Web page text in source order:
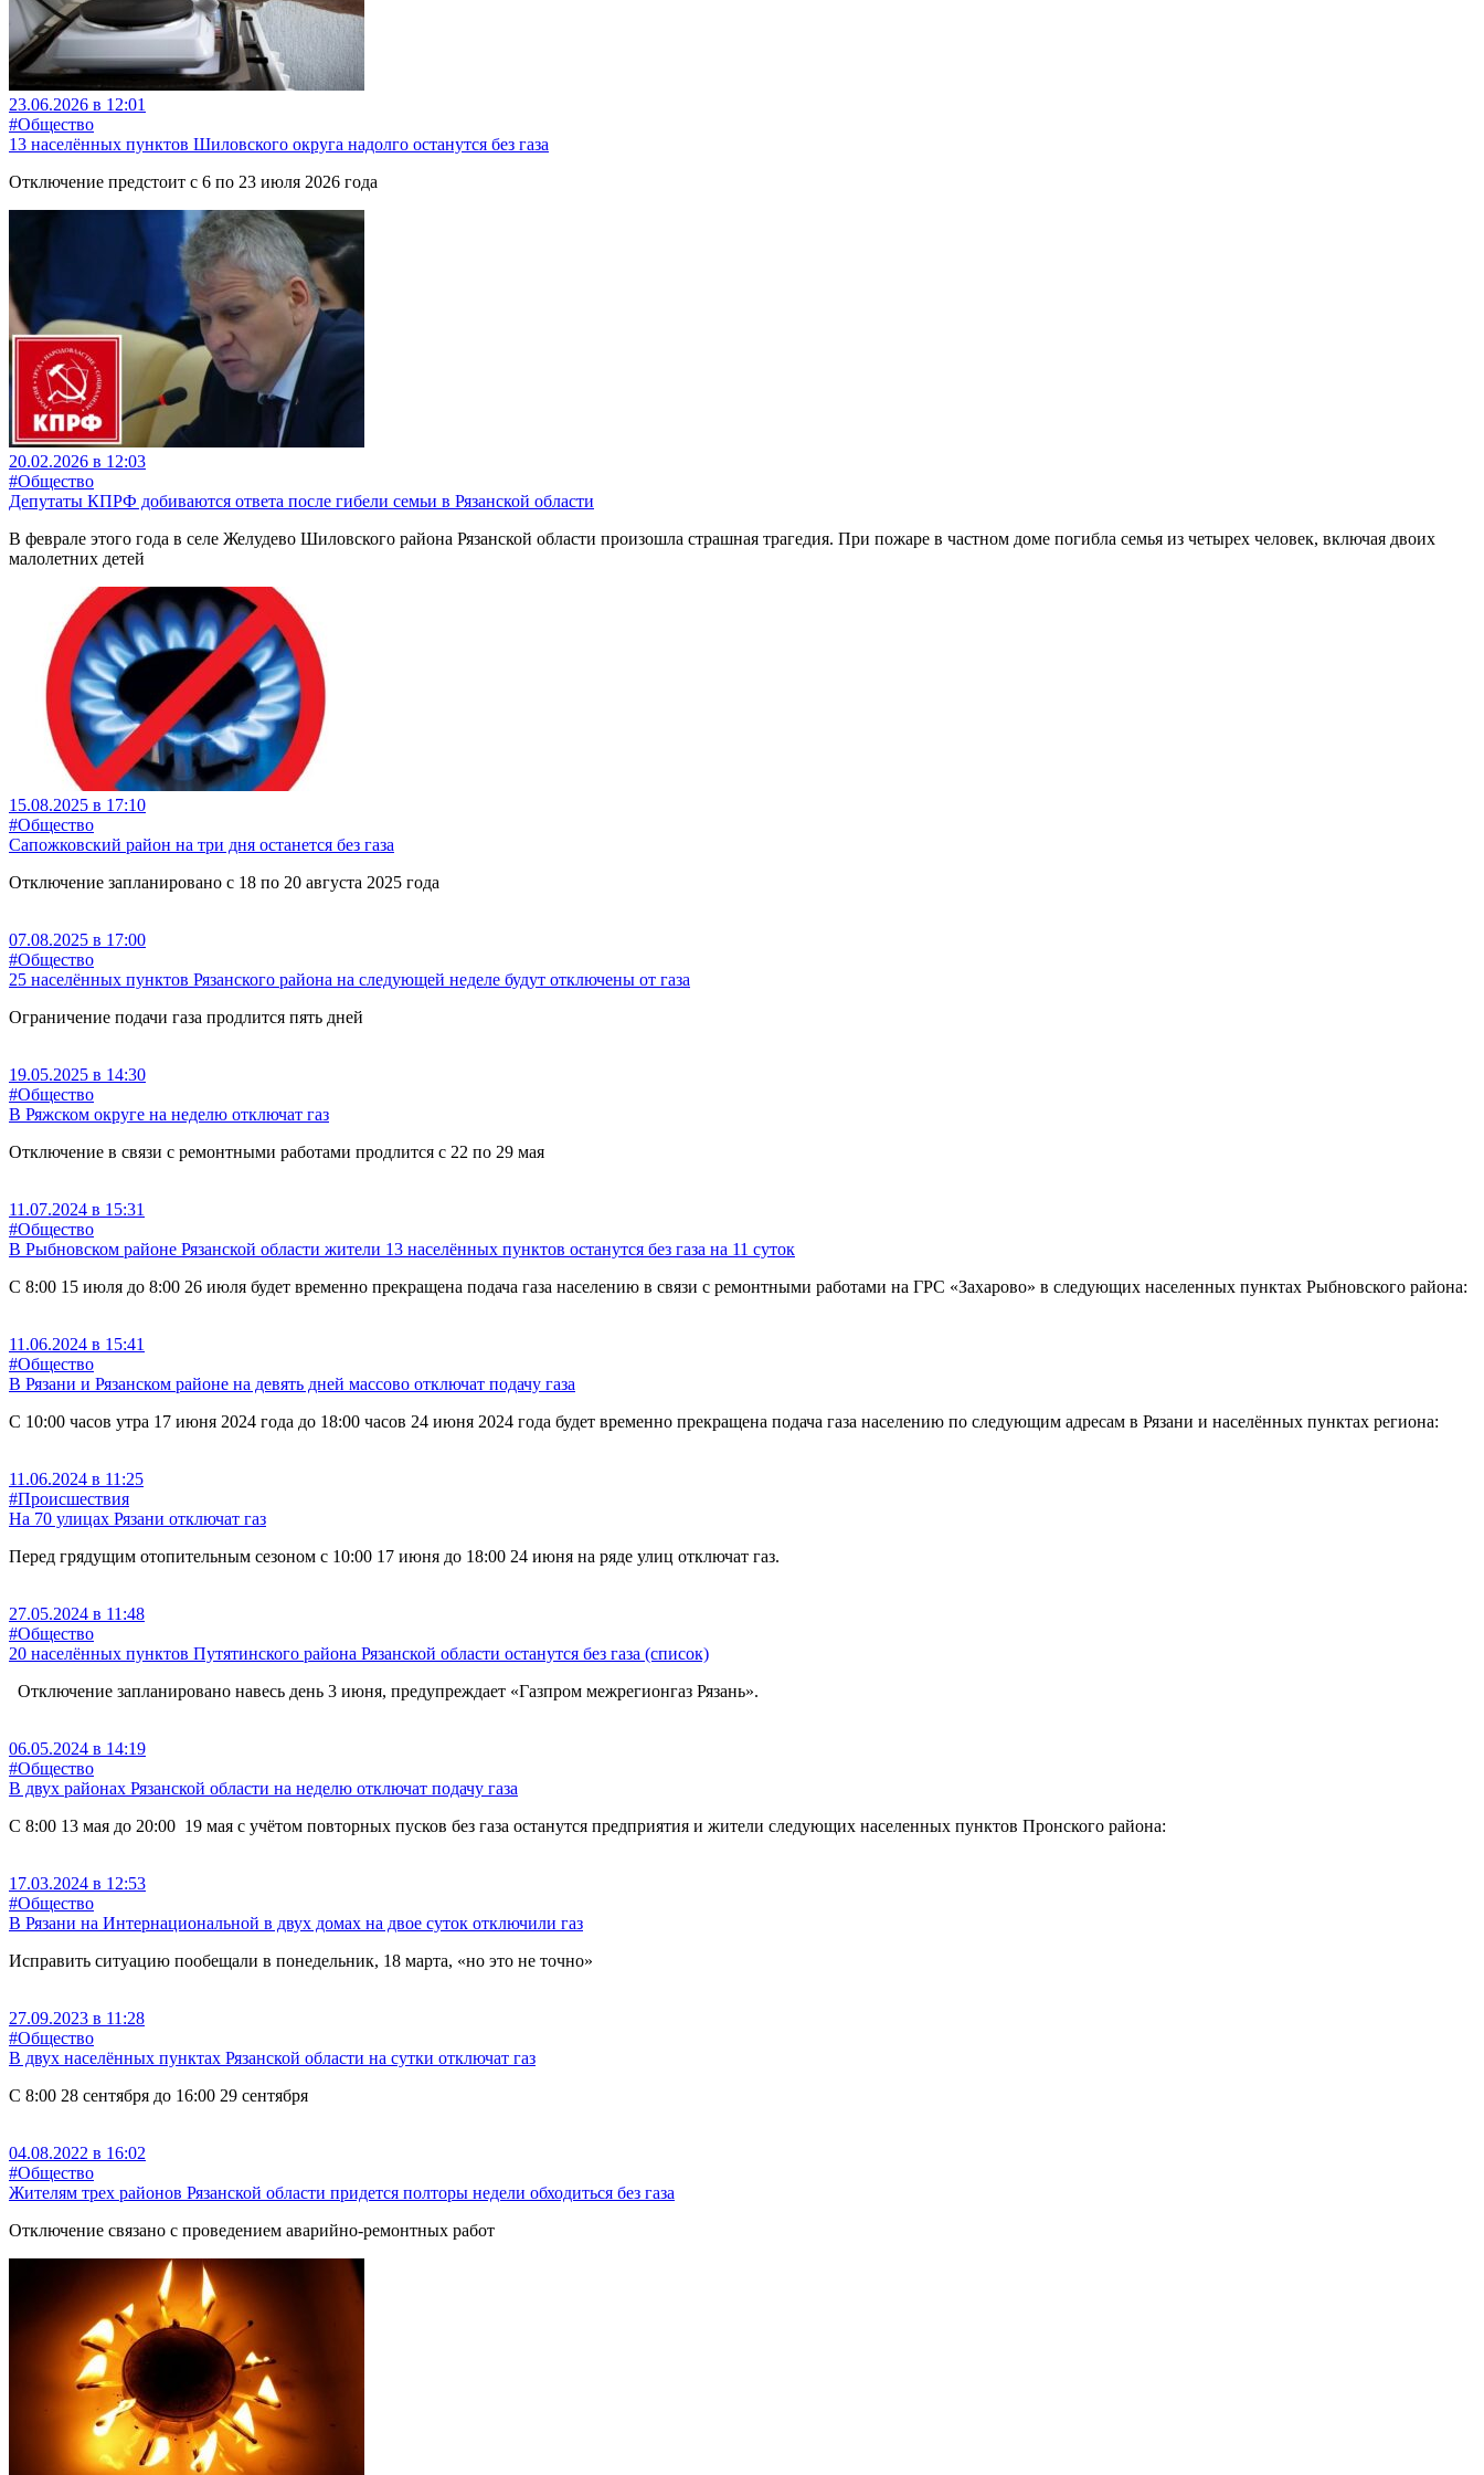
23.06.2026 в 12:01
#Общество
13 населённых пунктов Шиловского округа надолго останутся без газа
Отключение предстоит с 6 по 23 июля 2026 года
20.02.2026 в 12:03
#Общество
Депутаты КПРФ добиваются ответа после гибели семьи в Рязанской области
В феврале этого года в селе Желудево Шиловского района Рязанской области произошла страшная трагедия. При пожаре в частном доме погибла семья из четырех человек, включая двоих
малолетних детей
15.08.2025 в 17:10
#Общество
Сапожковский район на три дня останется без газа
Отключение запланировано с 18 по 20 августа 2025 года
07.08.2025 в 17:00
#Общество
25 населённых пунктов Рязанского района на следующей неделе будут отключены от газа
Ограничение подачи газа продлится пять дней
19.05.2025 в 14:30
#Общество
В Ряжском округе на неделю отключат газ
Отключение в связи с ремонтными работами продлится с 22 по 29 мая
11.07.2024 в 15:31
#Общество
В Рыбновском районе Рязанской области жители 13 населённых пунктов останутся без газа на 11 суток
С 8:00 15 июля до 8:00 26 июля будет временно прекращена подача газа населению в связи с ремонтными работами на ГРС «Захарово» в следующих населенных пунктах Рыбновского района:
11.06.2024 в 15:41
#Общество
В Рязани и Рязанском районе на девять дней массово отключат подачу газа
С 10:00 часов утра 17 июня 2024 года до 18:00 часов 24 июня 2024 года будет временно прекращена подача газа населению по следующим адресам в Рязани и населённых пунктах региона:
11.06.2024 в 11:25
#Происшествия
На 70 улицах Рязани отключат газ
Перед грядущим отопительным сезоном с 10:00 17 июня до 18:00 24 июня на ряде улиц отключат газ.
27.05.2024 в 11:48
#Общество
20 населённых пунктов Путятинского района Рязанской области останутся без газа (список)
Отключение запланировано навесь день 3 июня, предупреждает «Газпром межрегионгаз Рязань».
06.05.2024 в 14:19
#Общество
В двух районах Рязанской области на неделю отключат подачу газа
С 8:00 13 мая до 20:00 19 мая с учётом повторных пусков без газа останутся предприятия и жители следующих населенных пунктов Пронского района:
17.03.2024 в 12:53
#Общество
В Рязани на Интернациональной в двух домах на двое суток отключили газ
Исправить ситуацию пообещали в понедельник, 18 марта, «но это не точно»
27.09.2023 в 11:28
#Общество
В двух населённых пунктах Рязанской области на сутки отключат газ
С 8:00 28 сентября до 16:00 29 сентября
04.08.2022 в 16:02
#Общество
Жителям трех районов Рязанской области придется полторы недели обходиться без газа
Отключение связано с проведением аварийно-ремонтных работ